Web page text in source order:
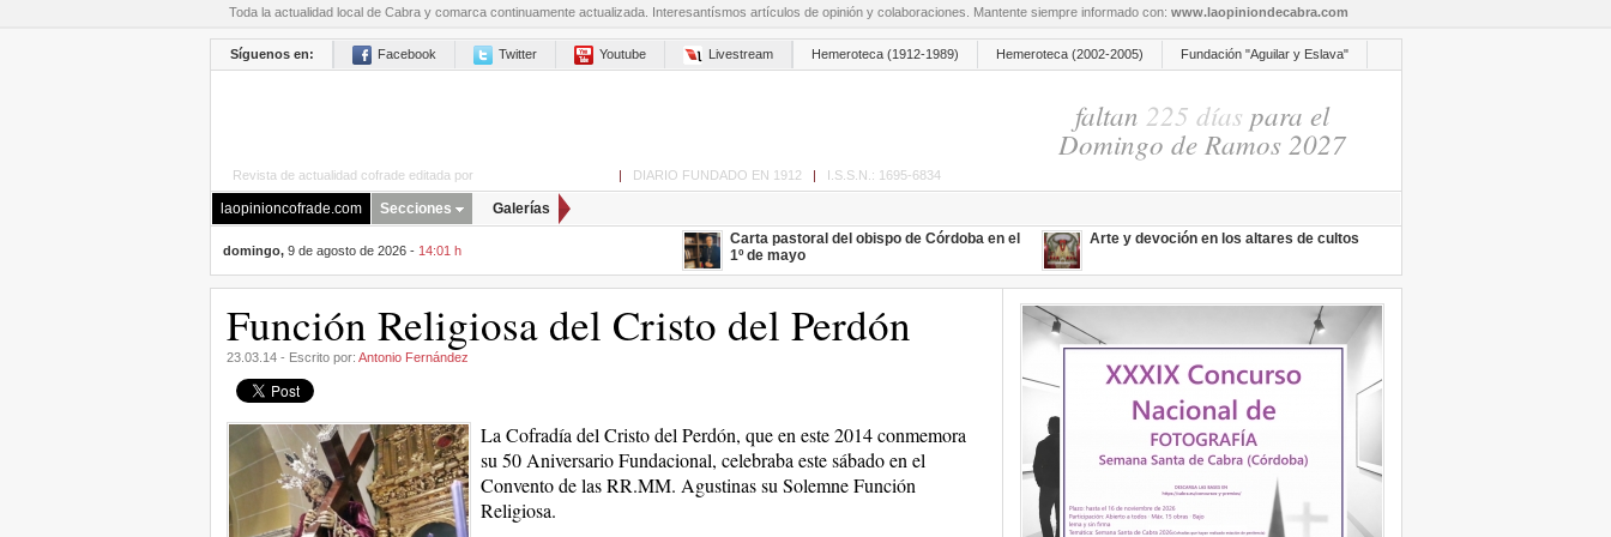
Toda la actualidad local de Cabra y comarca continuamente actualizada. Interesantísmos artículos de opinión y colaboraciones. Mantente siempre informado con: www.laopiniondecabra.com
Síguenos en: Facebook Twitter Youtube Livestream Hemeroteca (1912-1989) Hemeroteca (2002-2005) Fundación "Aguilar y Eslava"
faltan 225 días para el
Domingo de Ramos 2027
Revista de actualidad cofrade editada por | DIARIO FUNDADO EN 1912 | I.S.S.N.: 1695-6834
laopinioncofrade.com Secciones Galerías
domingo,9 de agosto de 2026 - 14:01 h
Carta pastoral del obispo de Córdoba en el
1º de mayo
Arte y devoción en los altares de cultos
Función Religiosa del Cristo del Perdón
23.03.14 - Escrito por: Antonio Fernández
La Cofradía del Cristo del Perdón, que en este 2014 conmemora
su 50 Aniversario Fundacional, celebraba este sábado en el
Convento de las RR.MM. Agustinas su Solemne Función
Religiosa.